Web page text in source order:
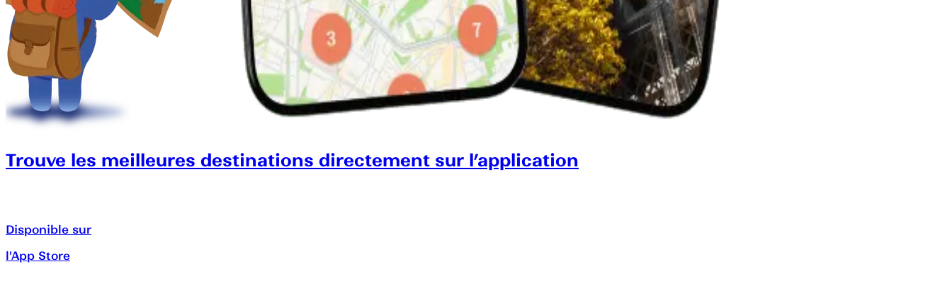
Trouve les meilleures destinations directement sur l’application
Disponible sur
l'App Store